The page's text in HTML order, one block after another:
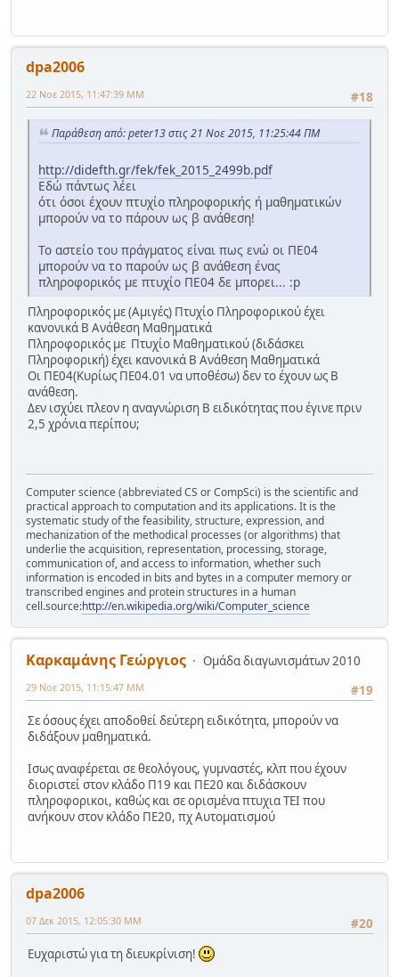
dpa2006
#18
22 Νοε 2015, 11:47:39 ΜΜ
Παράθεση από: peter13 στις 21 Νοε 2015, 11:25:44 ΠΜ
http://didefth.gr/fek/fek_2015_2499b.pdf
Εδώ πάντως λέει
ότι όσοι έχουν πτυχίο πληροφορικής ή μαθηματικών
μπορούν να το πάρουν ως β ανάθεση!
Το αστείο του πράγματος είναι πως ενώ οι ΠΕ04
μπορούν να το παρούν ως β ανάθεση ένας
πληροφορικός με πτυχίο ΠΕ04 δε μπορει... :p
Πληροφορικός με (Αμιγές) Πτυχίο Πληροφορικού έχει
κανονικά Β Ανάθεση Μαθηματικά
Πληροφορικός με Πτυχίο Μαθηματικού (διδάσκει
Πληροφορική) έχει κανονικά Β Ανάθεση Μαθηματικά
Οι ΠΕ04(Κυρίως ΠΕ04.01 να υποθέσω) δεν το έχουν ως Β
ανάθεση.
Δεν ισχύει πλεον η αναγνώριση Β ειδικότητας που έγινε πριν
2,5 χρόνια περίπου;
Computer science (abbreviated CS or CompSci) is the scientific and
practical approach to computation and its applications. It is the
systematic study of the feasibility, structure, expression, and
mechanization of the methodical processes (or algorithms) that
underlie the acquisition, representation, processing, storage,
communication of, and access to information, whether such
information is encoded in bits and bytes in a computer memory or
transcribed engines and protein structures in a human
cell.source:http://en.wikipedia.org/wiki/Computer_science
Καρκαμάνης Γεώργιος
Ομάδα διαγωνισμάτων 2010
#19
29 Νοε 2015, 11:15:47 ΜΜ
Σε όσους έχει αποδοθεί δεύτερη ειδικότητα, μπορούν να
διδάξουν μαθηματικά.
Ισως αναφέρεται σε θεολόγους, γυμναστές, κλπ που έχουν
διοριστεί στον κλάδο Π19 και ΠΕ20 και διδάσκουν
πληροφορικοι, καθώς και σε ορισμένα πτυχια ΤΕΙ που
ανήκουν στον κλάδο ΠΕ20, πχ Αυτοματισμού
dpa2006
#20
07 Δεκ 2015, 12:05:30 ΜΜ
Ευχαριστώ για τη διευκρίνιση!